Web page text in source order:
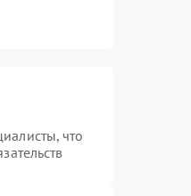
что